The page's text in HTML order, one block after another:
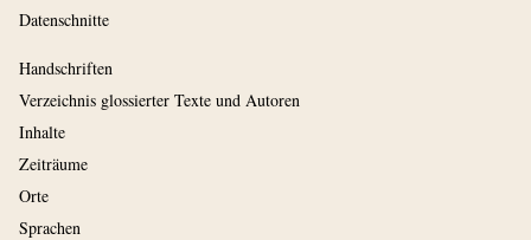
Datenschnitte
Handschriften
Verzeichnis glossierter Texte und Autoren
Inhalte
Zeiträume
Orte
Sprachen